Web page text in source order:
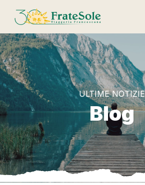
FrateSole Viaggeria Francescana
ULTIME NOTIZIE
Blog